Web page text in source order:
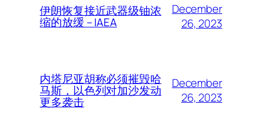
伊朗恢复接近武器级铀浓
缩的放缓 – IAEA
December
26, 2023
内塔尼亚胡称必须摧毁哈
马斯，以色列对加沙发动
更多袭击
December
26, 2023